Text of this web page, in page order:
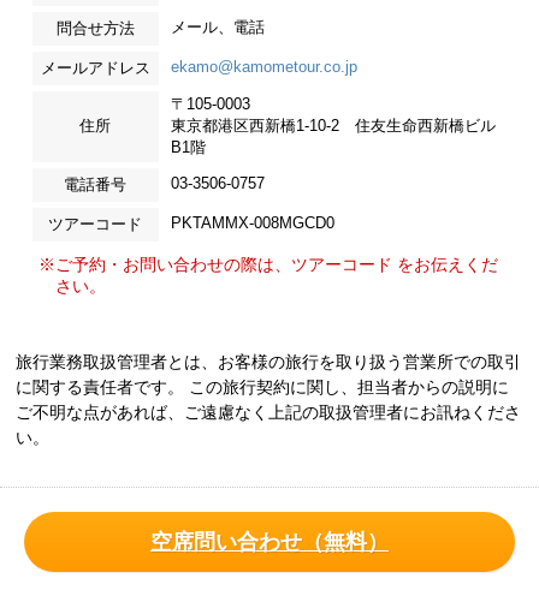
問合せ方法 メール、電話
メールアドレス ekamo@kamometour.co.jp
住所
〒105-0003
東京都港区西新橋1-10-2 住友生命西新橋ビル
B1階
電話番号 03-3506-0757
ツアーコード PKTAMMX-008MGCD0
※ご予約・お問い合わせの際は、ツアーコード をお伝えくだ
さい。
旅行業務取扱管理者とは、お客様の旅行を取り扱う営業所での取引
に関する責任者です。 この旅行契約に関し、担当者からの説明に
ご不明な点があれば、ご遠慮なく上記の取扱管理者にお訊ねくださ
い。
空席問い合わせ（無料）